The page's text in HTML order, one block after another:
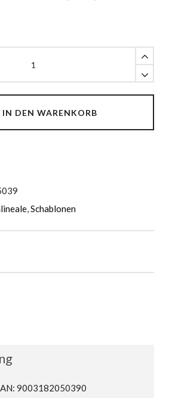
IN DEN WARENKORB
,Schablonen
9003182050390